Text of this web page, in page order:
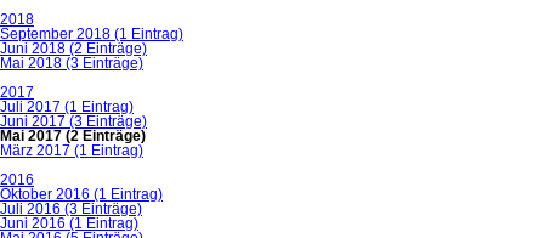
2018
September 2018 (1 Eintrag)
Juni 2018 (2 Einträge)
Mai 2018 (3 Einträge)
2017
Juli 2017 (1 Eintrag)
Juni 2017 (3 Einträge)
Mai 2017 (2 Einträge)
März 2017 (1 Eintrag)
2016
Oktober 2016 (1 Eintrag)
Juli 2016 (3 Einträge)
Juni 2016 (1 Eintrag)